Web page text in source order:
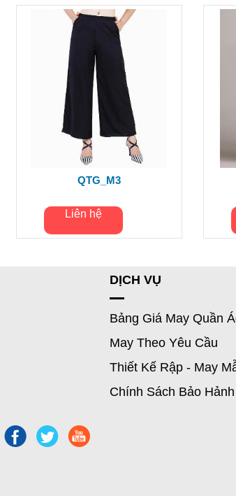
QTG_M3
Liên hệ
DỊCH VỤ
Bảng Giá May Quần
May Theo Yêu Cầu
Thiết Kế Rập - May
Chính Sách Bảo Hảnh